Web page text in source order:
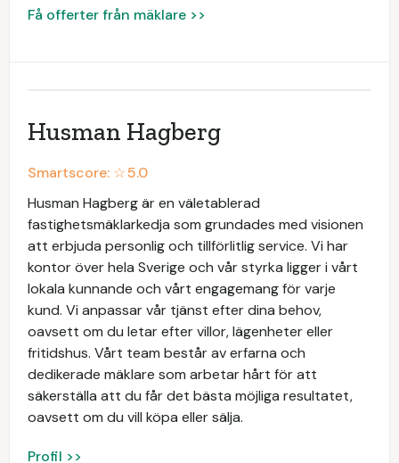
Få offerter från mäklare >>
Husman Hagberg
Smartscore: ☆5.0
Husman Hagberg är en väletablerad
fastighetsmäklarkedja som grundades med visionen
att erbjuda personlig och tillförlitlig service. Vi har
kontor över hela Sverige och vår styrka ligger i vårt
lokala kunnande och vårt engagemang för varje
kund. Vi anpassar vår tjänst efter dina behov,
oavsett om du letar efter villor, lägenheter eller
fritidshus. Vårt team består av erfarna och
dedikerade mäklare som arbetar hårt för att
säkerställa att du får det bästa möjliga resultatet,
oavsett om du vill köpa eller sälja.
Profil >>